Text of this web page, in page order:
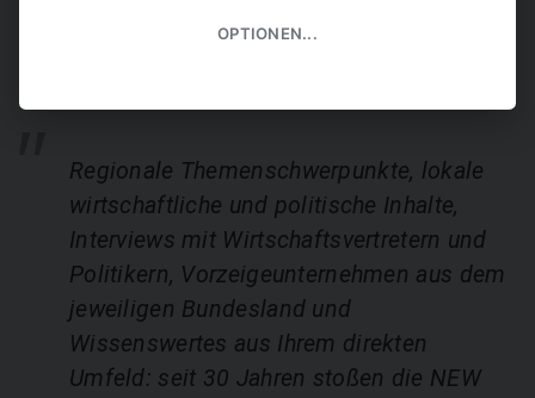
Regionale Themenschwerpunkte, lokale
wirtschaftliche und politische Inhalte,
Interviews mit Wirtschaftsvertretern und
Politikern, Vorzeigeunternehmen aus dem
jeweiligen Bundesland und
Wissenswertes aus Ihrem direkten
Umfeld: seit 30 Jahren stoßen die NEW
OPTIONEN...